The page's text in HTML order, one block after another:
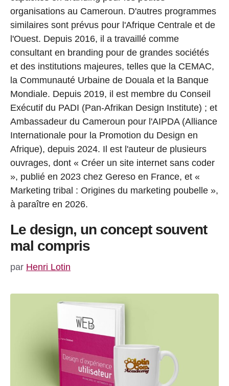
organisations au Cameroun. D'autres programmes
similaires sont prévus pour l'Afrique Centrale et de
l'Ouest. Depuis 2016, il a travaillé comme
consultant en branding pour de grandes sociétés
et des institutions majeures, telles que la CEMAC,
la Communauté Urbaine de Douala et la Banque
Mondiale. Depuis 2019, il est membre du Conseil
Exécutif du PADI (Pan-Afrikan Design Institute) ; et
Ambassadeur du Cameroun pour l'AIPDA (Alliance
Internationale pour la Promotion du Design en
Afrique), depuis 2024. Il est l'auteur de plusieurs
ouvrages, dont « Créer un site internet sans coder
», publié en 2023 chez Gereso en France, et «
Marketing tribal : Origines du marketing poubelle »,
à paraître en 2026.
Le design, un concept souvent
mal compris
par Henri Lotin